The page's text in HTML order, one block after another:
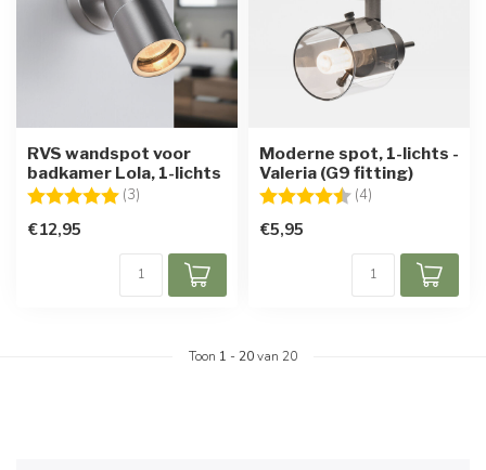
RVS wandspot voor
badkamer Lola, 1-lichts
Beoordeling: (3)
€12,95
Moderne spot, 1-lichts -
Valeria (G9 fitting)
Beoordeling: (4)
€5,95
Toon 1 - 20van 20